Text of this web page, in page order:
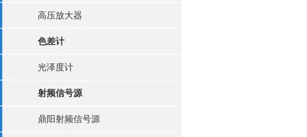
高压放大器
色差计
光泽度计
射频信号源
鼎阳射频信号源